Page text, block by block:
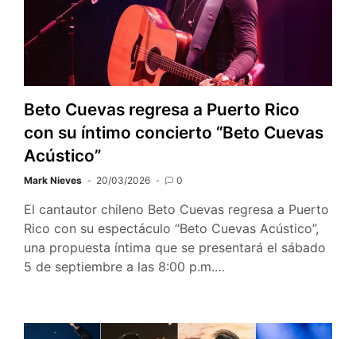
Beto Cuevas regresa a Puerto Rico
con su íntimo concierto “Beto Cuevas
Acústico”
Mark Nieves 20/03/2026 0
El cantautor chileno Beto Cuevas regresa a Puerto
Rico con su espectáculo “Beto Cuevas Acústico”,
una propuesta íntima que se presentará el sábado
5 de septiembre a las 8:00 p.m.…